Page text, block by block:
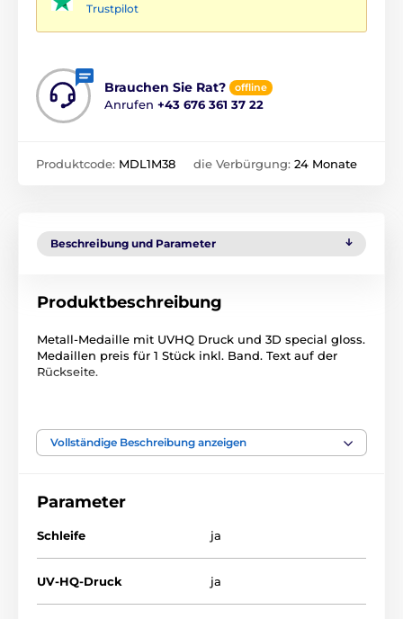
Trustpilot
Brauchen Sie Rat? offline
Anrufen +43 676 361 37 22
Produktcode: MDL1M38 die Verbürgung: 24 Monate
Beschreibung und Parameter
Produktbeschreibung
Metall-Medaille mit UVHQ Druck und 3D special gloss.
Medaillen preis für 1 Stück inkl. Band. Text auf der
Rückseite.
Medaillen
MDL001
Vollständige Beschreibung anzeigen
Parameter
Schleife ja
UV-HQ-Druck ja